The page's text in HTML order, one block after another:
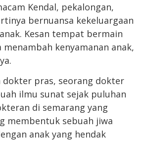
Kendal, pekalongan,
bernuansa kekeluargaan
Kesan tempat bermain
kenyamanan anak,
dokter pras, seorang dokter
ilmu sunat sejak puluhan
di semarang yang
membentuk sebuah jiwa
anak yang hendak